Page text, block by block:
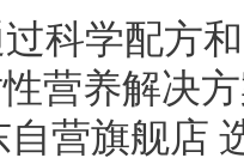
科学配方
营养解决
自营旗舰店